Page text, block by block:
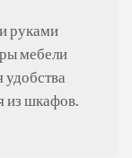
руками
мебели
из шкафов.